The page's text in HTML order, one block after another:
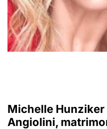
Michelle Hunziker
Angiolini,